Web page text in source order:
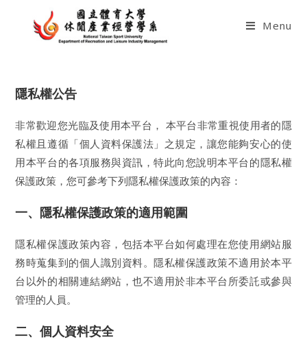
Menu
隱私權公告
非常歡迎您光臨及使用本平台， 本平台非常重視使用者的隱
私權且遵循「個人資料保護法」之規定，讓您能夠安心的使
用本平台的各項服務與資訊，特此向您說明本平台的隱私權
保護政策，您可參考下列隱私權保護政策的內容：
一、隱私權保護政策的適用範圍
隱私權保護政策內容，包括本平台如何處理在您使用網站服
務時蒐集到的個人識別資料。隱私權保護政策不適用於本平
台以外的相關連結網站，也不適用於非本平台所委託或參與
管理的人員。
二、個人資料安全